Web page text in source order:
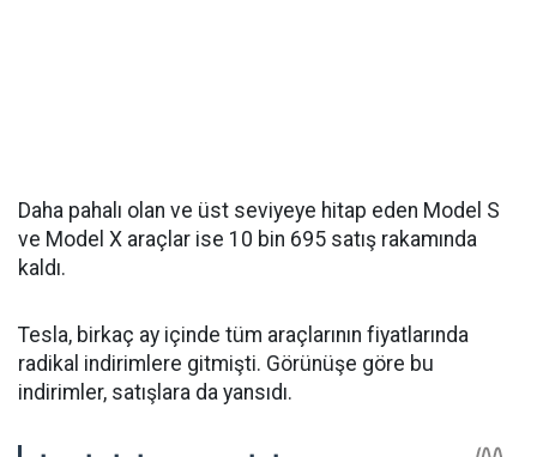
Daha pahalı olan ve üst seviyeye hitap eden Model S
ve Model X araçlar ise 10 bin 695 satış rakamında
kaldı.
Tesla, birkaç ay içinde tüm araçlarının fiyatlarında
radikal indirimlere gitmişti. Görünüşe göre bu
indirimler, satışlara da yansıdı.